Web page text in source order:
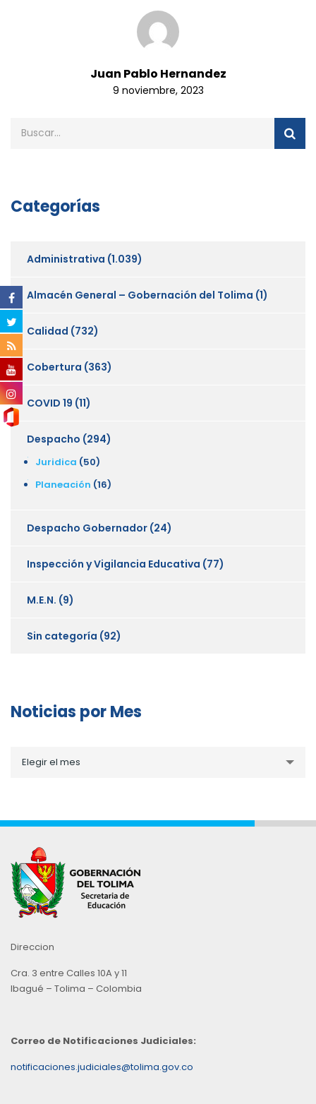
Juan Pablo Hernandez
9 noviembre, 2023
Categorías
Administrativa (1.039)
Almacén General – Gobernación del Tolima (1)
Calidad (732)
Cobertura (363)
COVID 19 (11)
Despacho (294)
Juridica (50)
Planeación (16)
Despacho Gobernador (24)
Inspección y Vigilancia Educativa (77)
M.E.N. (9)
Sin categoría (92)
Noticias por Mes
porElegir el mes
Direccion
Cra. 3 entre Calles 10A y 11
Ibagué – Tolima – Colombia
Correo de Notificaciones Judiciales:
notificaciones.judiciales@tolima.gov.co